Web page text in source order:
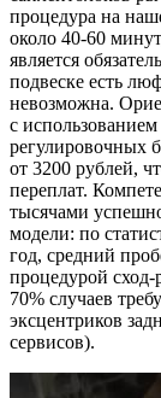
процедура на
около 40-60
является
подвеске есть
невозможна.
с
регулировочных
от 3200 рублей,
переплат.
тысячами
модели: по
год, средний
процедурой сход-
70% случаев
эксцентриков
сервисов).